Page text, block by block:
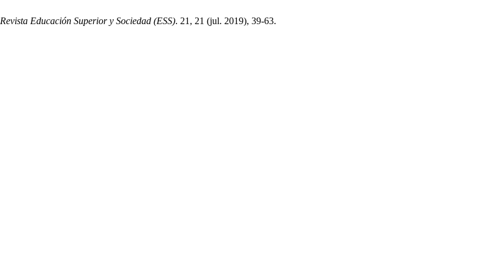
Revista Educación Superior y Sociedad (ESS). 21, 21 (jul. 2019), 39-63.